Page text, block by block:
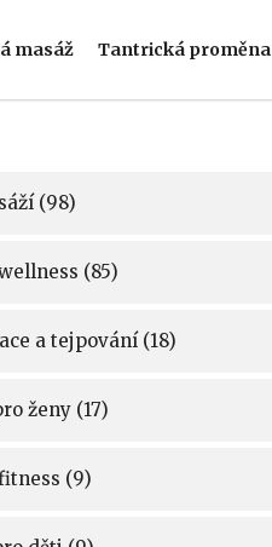
masáž Tantrická proměna
(98)
(85)
a tejpování (18)
ženy (17)
(9)